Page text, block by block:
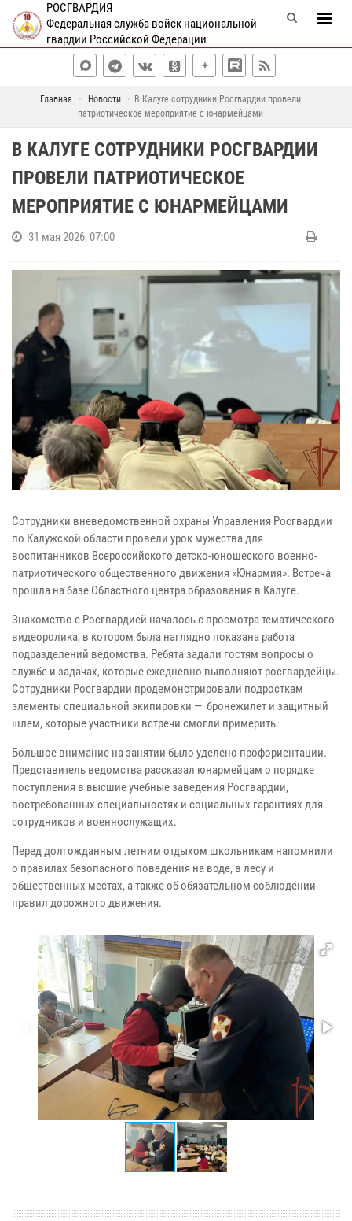
РОСГВАРДИЯ
Федеральная служба войск национальной
гвардии Российской Федерации
Главная Новости
В Калуге сотрудники Росгвардии провели
патриотическое мероприятие с юнармейцами
В КАЛУГЕ СОТРУДНИКИ РОСГВАРДИИ
ПРОВЕЛИ ПАТРИОТИЧЕСКОЕ
МЕРОПРИЯТИЕ С ЮНАРМЕЙЦАМИ
31 мая 2026, 07:00
Сотрудники вневедомственной охраны Управления Росгвардии
по Калужской области провели урок мужества для
воспитанников Всероссийского детско-юношеского военно-
патриотического общественного движения «Юнармия». Встреча
прошла на базе Областного центра образования в Калуге.
Знакомство с Росгвардией началось с просмотра тематического
видеоролика, в котором была наглядно показана работа
подразделений ведомства. Ребята задали гостям вопросы о
службе и задачах, которые ежедневно выполняют росгвардейцы.
Сотрудники Росгвардии продемонстрировали подросткам
элементы специальной экипировки — бронежилет и защитный
шлем, которые участники встречи смогли примерить.
Большое внимание на занятии было уделено профориентации.
Представитель ведомства рассказал юнармейцам о порядке
поступления в высшие учебные заведения Росгвардии,
востребованных специальностях и социальных гарантиях для
сотрудников и военнослужащих.
Перед долгожданным летним отдыхом школьникам напомнили
о правилах безопасного поведения на воде, в лесу и
общественных местах, а также об обязательном соблюдении
правил дорожного движения.